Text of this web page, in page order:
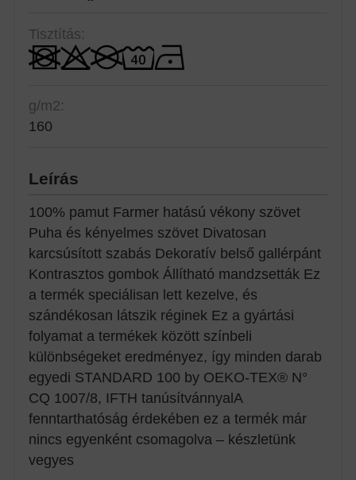
Tisztítás:
g/m2:
160
Leírás
100% pamut Farmer hatású vékony szövet
Puha és kényelmes szövet Divatosan
karcsúsított szabás Dekoratív belső gallérpánt
Kontrasztos gombok Állítható mandzsetták Ez
a termék speciálisan lett kezelve, és
szándékosan látszik réginek Ez a gyártási
folyamat a termékek között színbeli
különbségeket eredményez, így minden darab
egyedi STANDARD 100 by OEKO-TEX® N°
CQ 1007/8, IFTH tanúsítvánnyalA
fenntarthatóság érdekében ez a termék már
nincs egyenként csomagolva – készletünk
vegyes